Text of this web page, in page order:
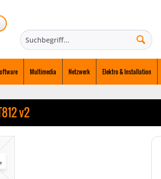
Multimedia Netzwerk Elektro & Installation
v2